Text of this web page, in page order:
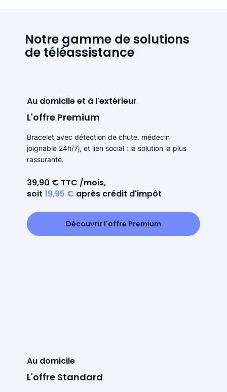
Notre gamme de solutions
de téléassistance
Au domicile et à l'extérieur
L'offre Premium
Bracelet avec détection de chute, médecin
joignable 24h/7j, et lien social : la solution la plus
rassurante.
39,90 € TTC /mois,
soit 19,95 € après crédit d'impôt
Découvrir l'offre Premium
Au domicile
L'offre Standard